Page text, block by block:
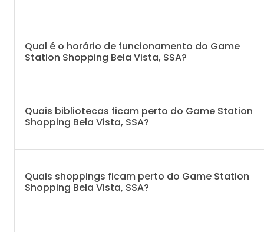
Qual é o horário de funcionamento do Game
Station Shopping Bela Vista, SSA?
Quais bibliotecas ficam perto do Game Station
Shopping Bela Vista, SSA?
Quais shoppings ficam perto do Game Station
Shopping Bela Vista, SSA?